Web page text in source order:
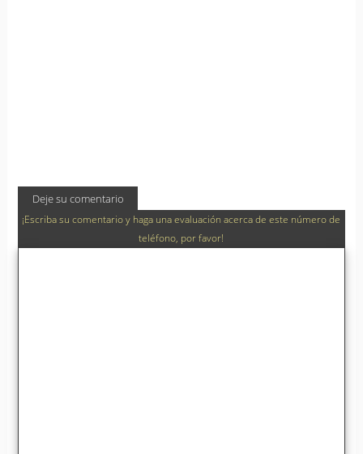
Deje su comentario
¡Escriba su comentario y haga una evaluación acerca de este número de
teléfono, por favor!